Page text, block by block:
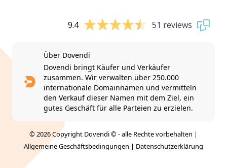
9.4 51 reviews
Über Dovendi
Dovendi bringt Käufer und Verkäufer
zusammen. Wir verwalten über 250.000
internationale Domainnamen und vermitteln
den Verkauf dieser Namen mit dem Ziel, ein
gutes Geschäft für alle Parteien zu erzielen.
© 2026 Copyright Dovendi © - alle Rechte vorbehalten |
Allgemeine Geschäftsbedingungen | Datenschutzerklärung